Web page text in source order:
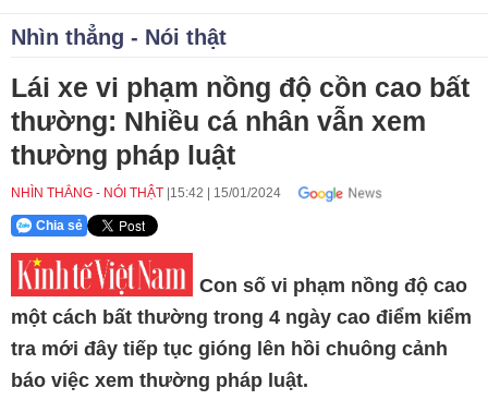
Nhìn thẳng - Nói thật
Lái xe vi phạm nồng độ cồn cao bất
thường: Nhiều cá nhân vẫn xem
thường pháp luật
NHÌN THẲNG - NÓI THẬT 15:42 15/01/2024
Chia sẻ
Con số vi phạm nồng độ cao
một cách bất thường trong 4 ngày cao điểm kiểm
tra mới đây tiếp tục gióng lên hồi chuông cảnh
báo việc xem thường pháp luật.